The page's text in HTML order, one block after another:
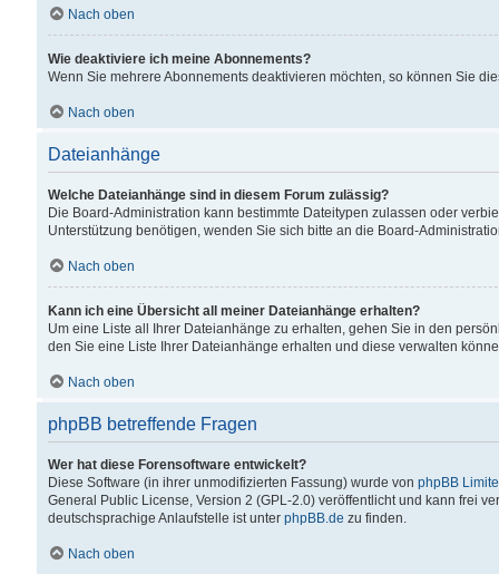
Nach oben
Wie deaktiviere ich meine Abonnements?
Wenn Sie mehrere Abonnements deaktivieren möchten, so können Sie
Nach oben
Dateianhänge
Welche Dateianhänge sind in diesem Forum zulässig?
Die Board-Administration kann bestimmte Dateitypen zulassen oder
Unterstützung benötigen, wenden Sie sich bitte an die Board-
Nach oben
Kann ich eine Übersicht all meiner Dateianhänge erhalten?
Um eine Liste all Ihrer Dateianhänge zu erhalten, gehen Sie in den
den Sie eine Liste Ihrer Dateianhänge erhalten und diese verwalten
Nach oben
phpBB betreffende Fragen
Wer hat diese Forensoftware entwickelt?
Diese Software (in ihrer unmodifizierten Fassung) wurde von phpBB
General Public License, Version 2 (GPL-2.0) veröffentlicht und kann frei
deutschsprachige Anlaufstelle ist unter phpBB.de zu finden.
Nach oben